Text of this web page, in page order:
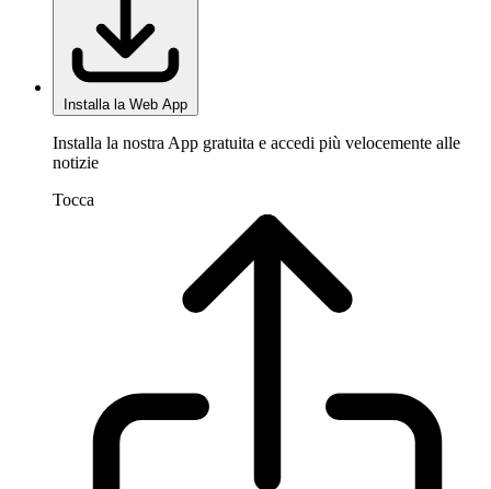
Installa la Web App
Installa la nostra App gratuita e accedi più velocemente alle
notizie
Tocca